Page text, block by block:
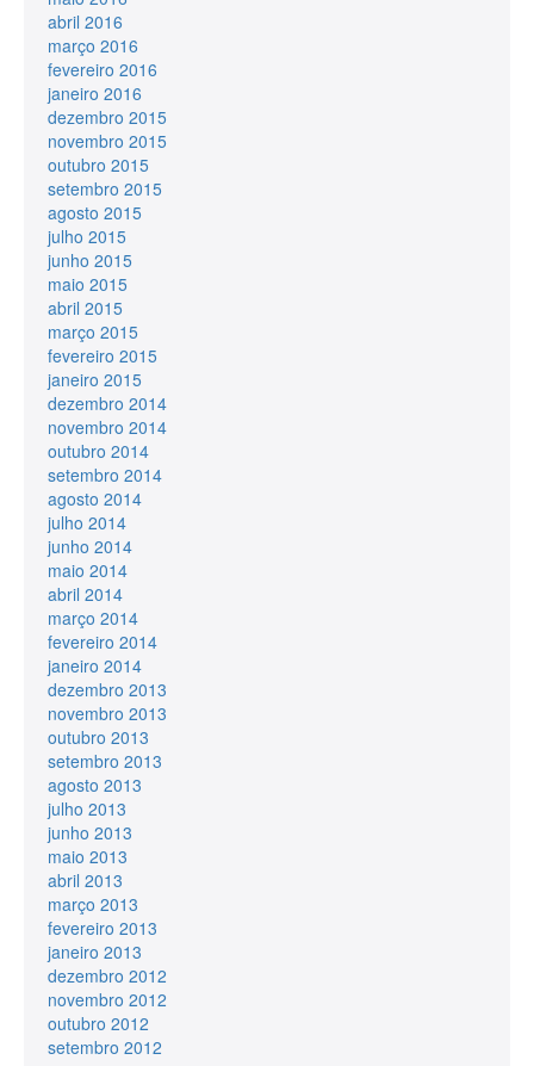
abril 2016
março 2016
fevereiro 2016
janeiro 2016
dezembro 2015
novembro 2015
outubro 2015
setembro 2015
agosto 2015
julho 2015
junho 2015
maio 2015
abril 2015
março 2015
fevereiro 2015
janeiro 2015
dezembro 2014
novembro 2014
outubro 2014
setembro 2014
agosto 2014
julho 2014
junho 2014
maio 2014
abril 2014
março 2014
fevereiro 2014
janeiro 2014
dezembro 2013
novembro 2013
outubro 2013
setembro 2013
agosto 2013
julho 2013
junho 2013
maio 2013
abril 2013
março 2013
fevereiro 2013
janeiro 2013
dezembro 2012
novembro 2012
outubro 2012
setembro 2012